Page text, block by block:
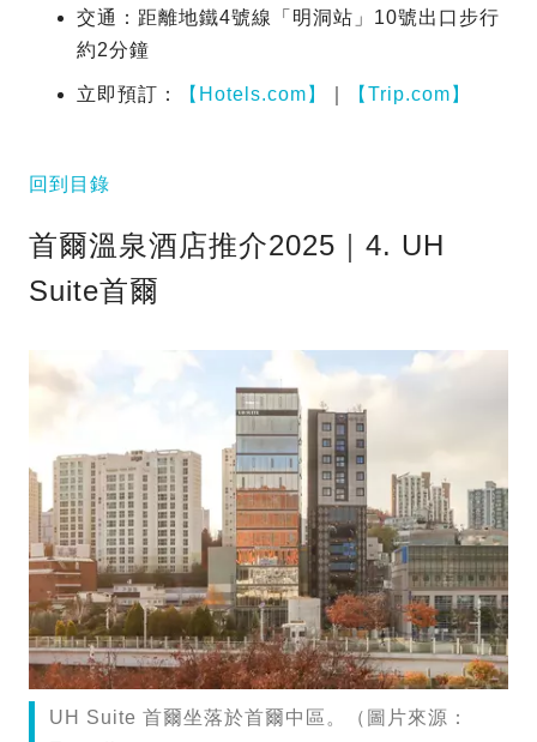
交通：距離地鐵4號線「明洞站」10號出口步行
約2分鐘
立即預訂： 【Hotels.com】 【Trip.com】
回到目錄
首爾溫泉酒店推介2025｜4. UH
Suite首爾
UH Suite 首爾坐落於首爾中區。（圖片來源：